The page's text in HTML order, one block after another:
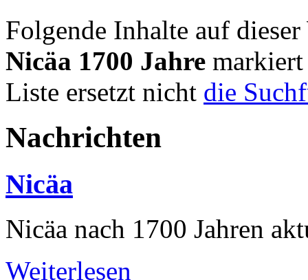
Folgende Inhalte auf
Nicäa 1700 Jahre
Liste ersetzt nicht die
Nachrichten
Nicäa
Nicäa nach 1700 Jahren
Weiterlesen